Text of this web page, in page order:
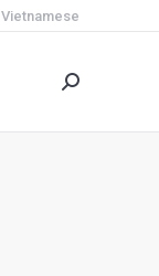
Vietnamese
Search:
Search: